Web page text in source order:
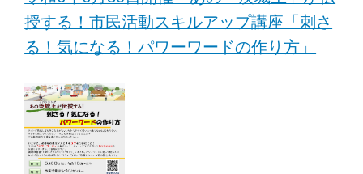
授する！市民活動スキルアップ講座「刺さ
る！気になる！パワーワードの作り方」